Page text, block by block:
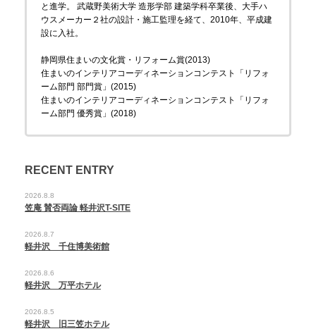
と進学。 武蔵野美術大学 造形学部 建築学科卒業後、大手ハ
ウスメーカー２社の設計・施工監理を経て、2010年、平成建
設に入社。
静岡県住まいの文化賞・リフォーム賞(2013)
住まいのインテリアコーディネーションコンテスト「リフォ
ーム部門 部門賞」(2015)
住まいのインテリアコーディネーションコンテスト「リフォ
ーム部門 優秀賞」(2018)
RECENT ENTRY
2026.8.8
笠庵 賛否両論 軽井沢T-SITE
2026.8.7
軽井沢 千住博美術館
2026.8.6
軽井沢 万平ホテル
2026.8.5
軽井沢 旧三笠ホテル